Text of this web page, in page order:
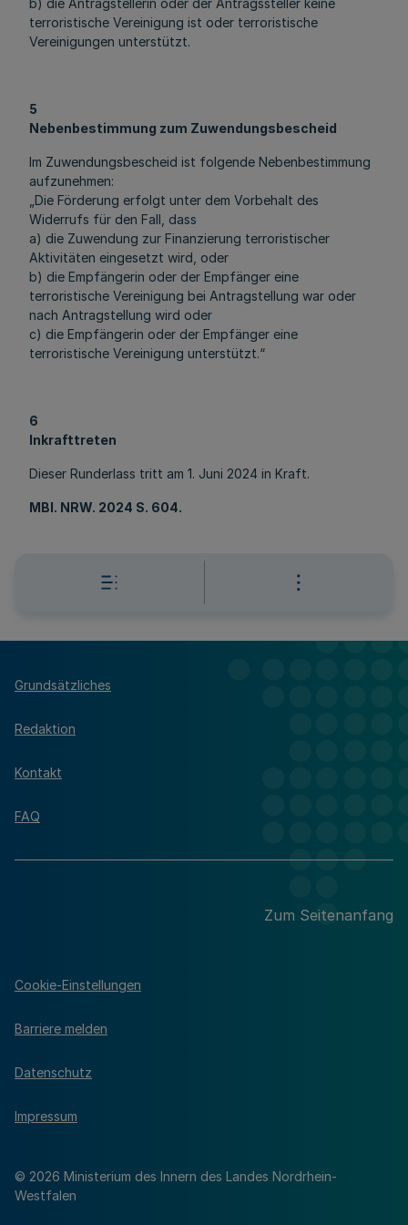
b) die Antragstellerin oder der Antragssteller keine
terroristische Vereinigung ist oder terroristische
Vereinigungen unterstützt.
5
Nebenbestimmung zum Zuwendungsbescheid
Im Zuwendungsbescheid ist folgende Nebenbestimmung
aufzunehmen:
„Die Förderung erfolgt unter dem Vorbehalt des
Widerrufs für den Fall, dass
a) die Zuwendung zur Finanzierung terroristischer
Aktivitäten eingesetzt wird, oder
b) die Empfängerin oder der Empfänger eine
terroristische Vereinigung bei Antragstellung war oder
nach Antragstellung wird oder
c) die Empfängerin oder der Empfänger eine
terroristische Vereinigung unterstützt.“
6
Inkrafttreten
Dieser Runderlass tritt am 1. Juni 2024 in Kraft.
MBl. NRW. 2024 S. 604.
Grundsätzliches
Redaktion
Kontakt
FAQ
Zum Seitenanfang
© 2026 Ministerium des Innern des Landes Nordrhein-
Westfalen
Cookie-Einstellungen
Barriere melden
Datenschutz
Impressum